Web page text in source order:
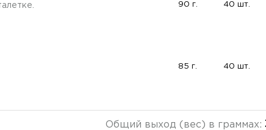
90 г. 40 шт.
85 г. 40 шт.
Общий выход (вес) в граммах: